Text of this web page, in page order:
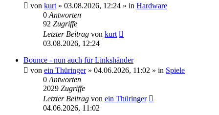
von kurt » 03.08.2026, 12:24 » in Hardware
0 Antworten
92 Zugriffe
Letzter Beitrag von kurt
03.08.2026, 12:24
Bounce - nun auch für Linkshänder
von ein Thüringer» 04.06.2026, 11:02 » in Spiele
0 Antworten
2029 Zugriffe
Letzter Beitrag von ein Thüringer
04.06.2026, 11:02